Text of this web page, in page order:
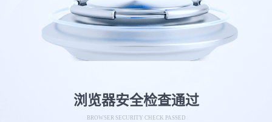
浏览器安全检查通过
BROWSER SECURITY CHECK PASSED